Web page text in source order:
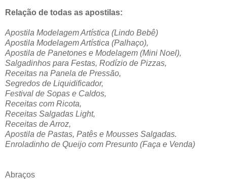
Relação de todas as apostilas:
Apostila Modelagem Artística (Lindo Bebê)
Apostila Modelagem Artística (Palhaço),
Apostila de Panetones e Modelagem (Mini Noel),
Salgadinhos para Festas, Rodízio de Pizzas,
Receitas na Panela de Pressão,
Segredos de Liquidificador,
Festival de Sopas e Caldos,
Receitas com Ricota,
Receitas Salgadas Light,
Receitas de Arroz,
Apostila de Pastas, Patês e Mousses Salgadas.
Enroladinho de Queijo com Presunto (Faça e Venda)
Abraços